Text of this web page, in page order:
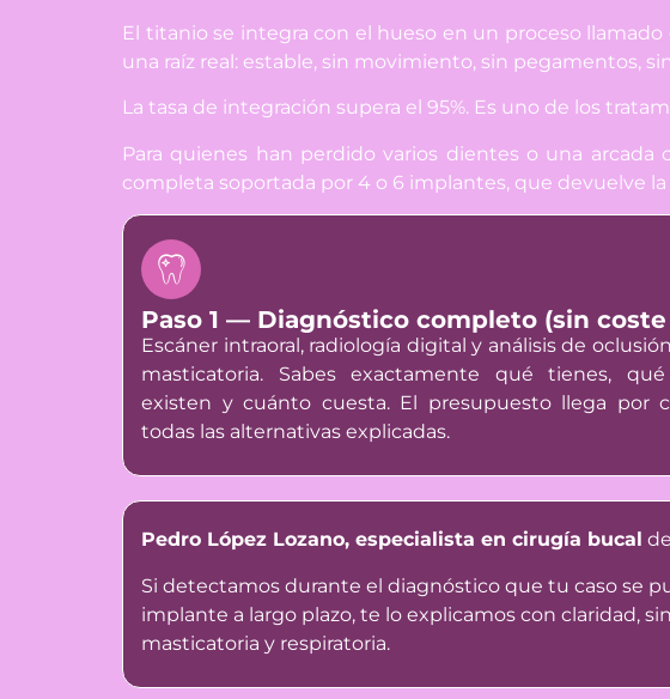
El titanio se integra con el hueso en un proceso llamado
una raíz real: estable, sin movimiento, sin pegamentos,
La tasa de integración supera el 95%. Es uno de los
Para quienes han perdido varios dientes o una
completa soportada por 4 o 6 implantes, que devuelve
Paso 1 — Diagnóstico completo (sin
Escáner intraoral, radiología digital y análisis de
masticatoria. Sabes exactamente qué tienes,
existen y cuánto cuesta. El presupuesto llega por
todas las alternativas explicadas.
Pedro López Lozano, especialista en cirugía bucal
Si detectamos durante el diagnóstico que tu caso se
implante a largo plazo, te lo explicamos con claridad,
masticatoria y respiratoria.